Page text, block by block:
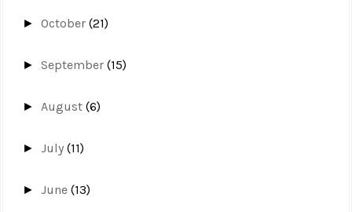
►October(21)
►September(15)
► August(6)
►July(11)
►June(13)